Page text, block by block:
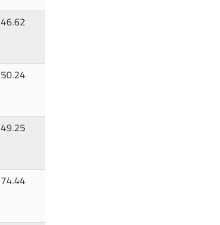
46.62
50.24
49.25
74.44